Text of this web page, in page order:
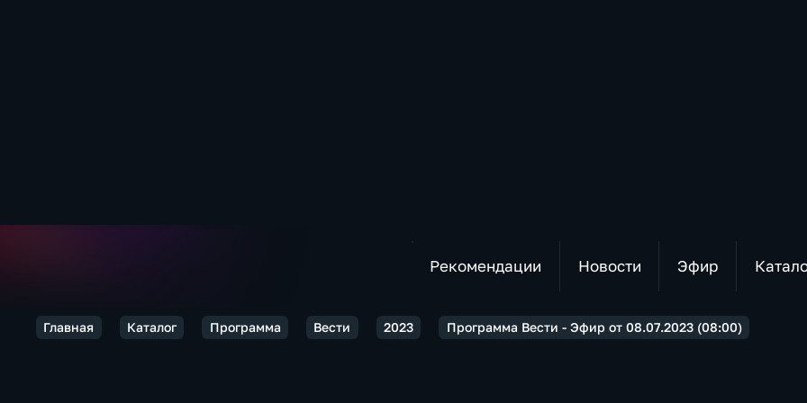
Рекомендации Новости Эфир
Главная Каталог Программа Вести 2023 Программа Вести - Эфир от 08.07.2023 (08:00)